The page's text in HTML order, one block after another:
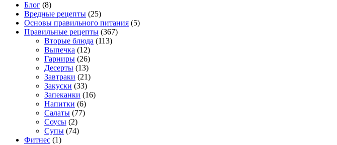
Блог (8)
Вредные рецепты (25)
Основы правильного питания (5)
Правильные рецепты (367)
Вторые блюда (113)
Выпечка (12)
Гарниры (26)
Десерты (13)
Завтраки (21)
Закуски (33)
Запеканки (16)
Напитки (6)
Салаты (77)
Соусы (2)
Супы (74)
Фитнес (1)